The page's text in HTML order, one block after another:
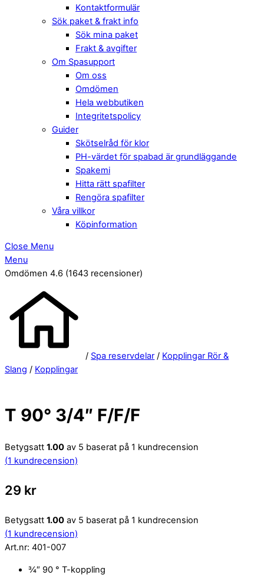
Kontaktformulär
Sök paket & frakt info
Sök mina paket
Frakt & avgifter
Om Spasupport
Om oss
Omdömen
Hela webbutiken
Integritetspolicy
Guider
Skötselråd för klor
PH-värdet för spabad är grundläggande
Spakemi
Hitta rätt spafilter
Rengöra spafilter
Våra villkor
Köpinformation
Close Menu
Menu
Omdömen 4.6 (1643 recensioner)
/ Spa reservdelar / Kopplingar Rör &
Slang / Kopplingar
T 90° 3/4″ F/F/F
Betygsatt 1.00 av 5 baserat på 1 kundrecension
(1 kundrecension)
29 kr
Betygsatt 1.00 av 5 baserat på 1 kundrecension
(1 kundrecension)
Art.nr: 401-007
¾″ 90 ° T-koppling